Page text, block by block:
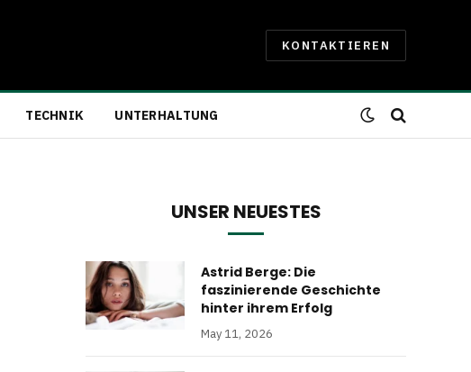
KONTAKTIEREN
TECHNIK UNTERHALTUNG
UNSER NEUESTES
Astrid Berge: Die
faszinierende Geschichte
hinter ihrem Erfolg
May 11, 2026